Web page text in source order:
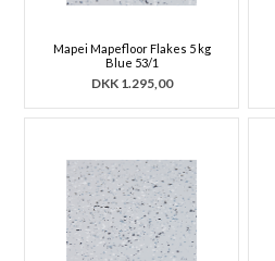
Mapei Mapefloor Flakes 5 kg
Blue 53/1
DKK 1.295,00